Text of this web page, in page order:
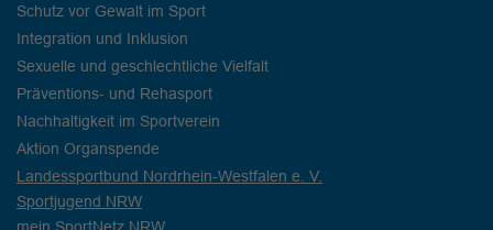
Schutz vor Gewalt im Sport
Integration und Inklusion
Sexuelle und geschlechtliche Vielfalt
Präventions- und Rehasport
Nachhaltigkeit im Sportverein
Aktion Organspende
Landessportbund Nordrhein-Westfalen e. V.
Sportjugend NRW
mein SportNetz NRW